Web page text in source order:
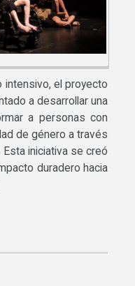
el proyecto
a desarrollar una
a personas con
de género a través
iniciativa se creó
duradero hacia